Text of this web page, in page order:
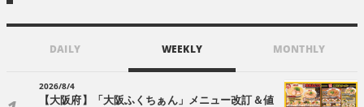
DAILY WEEKLY MONTHLY
2026/8/4
【大阪府】「大阪ふくちぁん」メニュー改訂＆値